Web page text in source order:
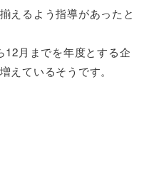
えるよう指導があったと
12月までを年度とする企
えているそうです。